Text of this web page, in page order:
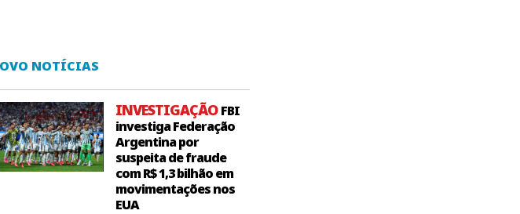
NOTÍCIAS
INVESTIGAÇÃOFBI
investiga Federação
Argentina por
suspeita de fraude
com R$ 1,3 bilhão em
movimentações nos
EUA